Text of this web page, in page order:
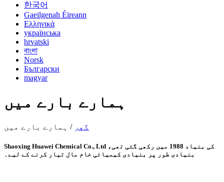
한국어
Gaeilgenah Éireann
Ελληνικά
українська
hrvatski
বাংলা
Norsk
Български
magyar
ہمارے بارے میں
گھر / ہمارے بارے میں
Shaoxing Huawei Chemical Co., Ltd کی بنیاد 1988 میں رکھی گئی تھی،
بنیادی طور پر بنیادی کیمیائی خام مال تیار کرنے کے لیے۔